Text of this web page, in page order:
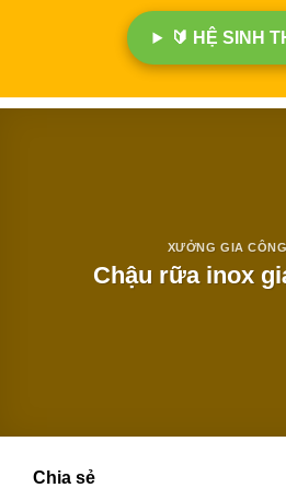
🔰 HỆ SINH
XƯỞNG GIA
Chậu rữa inox
Chia sẻ